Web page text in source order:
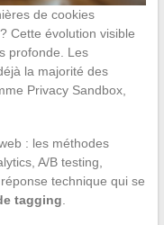
de cookies
Cette évolution visible
profonde. Les
la majorité des
Privacy Sandbox,
: les méthodes
A/B testing,
technique qui se
tagging.